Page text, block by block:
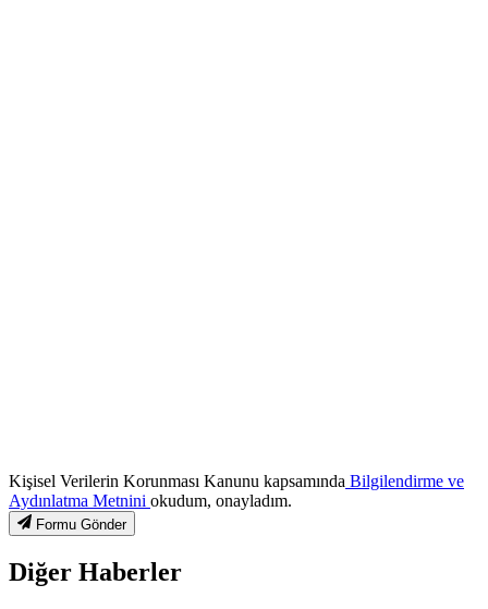
Kişisel Verilerin Korunması Kanunu kapsamında Bilgilendirme ve
Aydınlatma Metnini okudum, onayladım.
Formu Gönder
Diğer Haberler